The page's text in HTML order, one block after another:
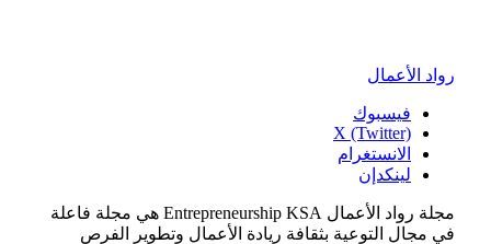
رواد الأعمال
فيسبوك
X (Twitter)
الانستغرام
لينكدإن
مجلة رواد الأعمال Entrepreneurship KSA هي مجلة فاعلة
في مجال التوعية بثقافة ريادة الأعمال وتطوير الفرص